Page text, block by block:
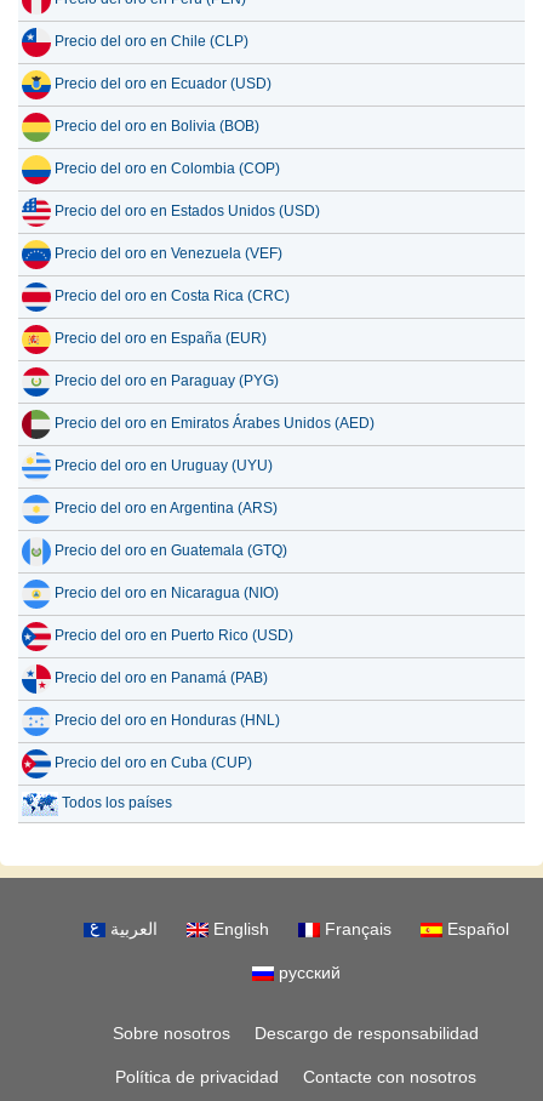
Precio del oro en Chile (CLP)
Precio del oro en Ecuador (USD)
Precio del oro en Bolivia (BOB)
Precio del oro en Colombia (COP)
Precio del oro en Estados Unidos (USD)
Precio del oro en Venezuela (VEF)
Precio del oro en Costa Rica (CRC)
Precio del oro en España (EUR)
Precio del oro en Paraguay (PYG)
Precio del oro en Emiratos Árabes Unidos (AED)
Precio del oro en Uruguay (UYU)
Precio del oro en Argentina (ARS)
Precio del oro en Guatemala (GTQ)
Precio del oro en Nicaragua (NIO)
Precio del oro en Puerto Rico (USD)
Precio del oro en Panamá (PAB)
Precio del oro en Honduras (HNL)
Precio del oro en Cuba (CUP)
Todos los países
العربية English Français Español
русский
Sobre nosotros Descargo de responsabilidad
Política de privacidad Contacte con nosotros